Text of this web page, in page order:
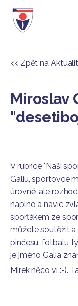
<< Zpět na
Miroslav
V rubrice "Naši
Galiu, sportovce
úrovně, ale
naplno a navíc
sporťákem ze
můžete soutěžit
pinčesu, fotbalu,
je jméno Galia
Mirek něco ví :-).